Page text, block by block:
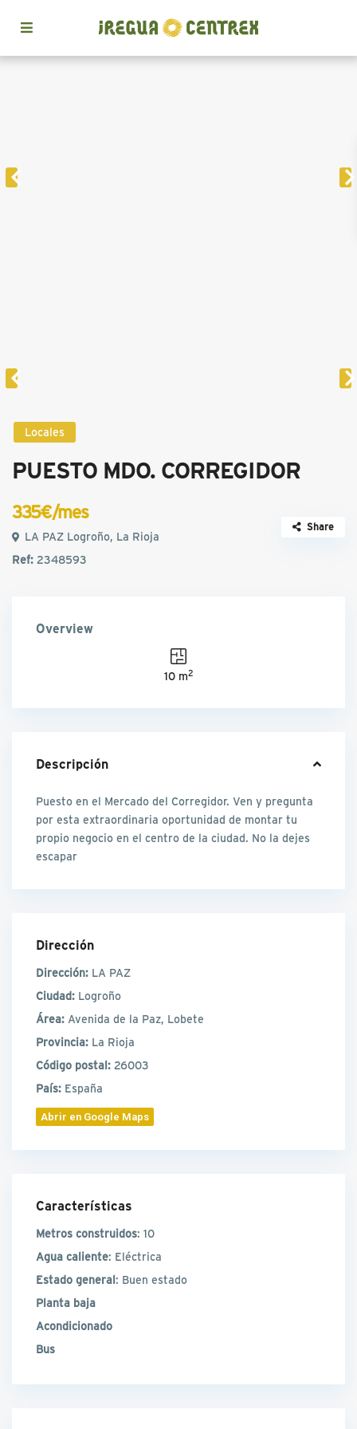
Locales
PUESTO MDO. CORREGIDOR
335€/mes
LA PAZ Logroño, La Rioja
Ref:2348593
Share
Overview
10 m2
Descripción
Puesto en el Mercado del Corregidor. Ven y pregunta
por esta extraordinaria oportunidad de montar tu
propio negocio en el centro de la ciudad. No la dejes
escapar
Dirección
Dirección: LA PAZ
Ciudad: Logroño
Área: Avenida de la Paz, Lobete
Provincia: La Rioja
Código postal: 26003
País: España
Abrir en Google Maps
Características
Metros construidos: 10
Agua caliente: Eléctrica
Estado general: Buen estado
Planta baja
Acondicionado
Bus